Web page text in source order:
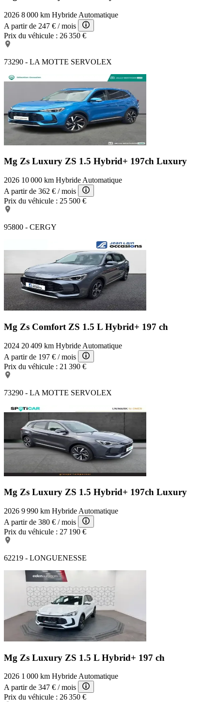
2026 8 000 km Hybride Automatique
A partir de 247 € / mois
Prix du véhicule : 26 350 €
73290 - LA MOTTE SERVOLEX
Mg Zs Luxury ZS 1.5 Hybrid+ 197ch Luxury
2026 10 000 km Hybride Automatique
A partir de 362 € / mois
Prix du véhicule : 25 500 €
95800 - CERGY
Mg Zs Comfort ZS 1.5 L Hybrid+ 197 ch
2024 20 409 km Hybride Automatique
A partir de 197 € / mois
Prix du véhicule : 21 390 €
73290 - LA MOTTE SERVOLEX
Mg Zs Luxury ZS 1.5 Hybrid+ 197ch Luxury
2026 9 990 km Hybride Automatique
A partir de 380 € / mois
Prix du véhicule : 27 190 €
62219 - LONGUENESSE
Mg Zs Luxury ZS 1.5 L Hybrid+ 197 ch
2026 1 000 km Hybride Automatique
A partir de 347 € / mois
Prix du véhicule : 26 350 €